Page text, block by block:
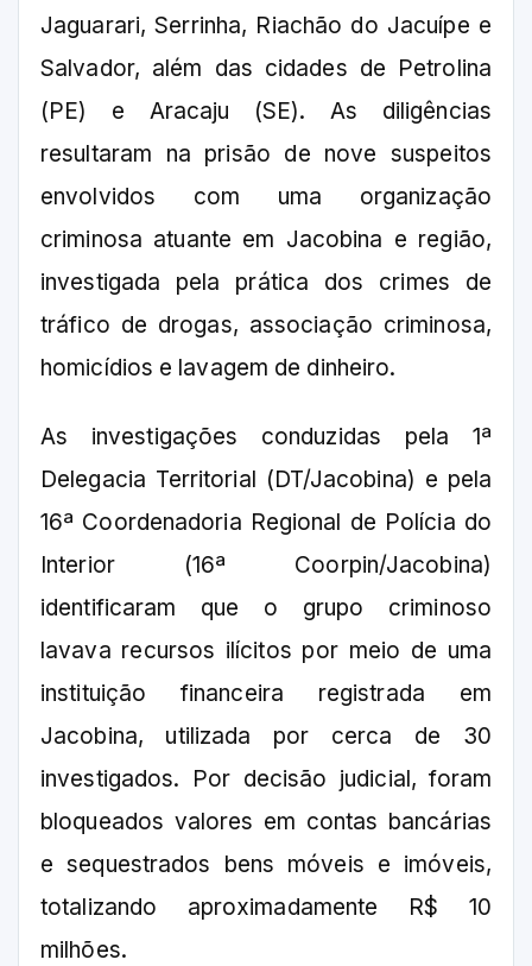
Jaguarari, Serrinha, Riachão do Jacuípe e
Salvador, além das cidades de Petrolina
(PE) e Aracaju (SE). As diligências
resultaram na prisão de nove suspeitos
envolvidos com uma organização
criminosa atuante em Jacobina e região,
investigada pela prática dos crimes de
tráfico de drogas, associação criminosa,
homicídios e lavagem de dinheiro.
As investigações conduzidas pela 1ª
Delegacia Territorial (DT/Jacobina) e pela
16ª Coordenadoria Regional de Polícia do
Interior (16ª Coorpin/Jacobina)
identificaram que o grupo criminoso
lavava recursos ilícitos por meio de uma
instituição financeira registrada em
Jacobina, utilizada por cerca de 30
investigados. Por decisão judicial, foram
bloqueados valores em contas bancárias
e sequestrados bens móveis e imóveis,
totalizando aproximadamente R$ 10
milhões.